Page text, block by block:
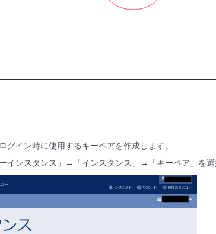
グイン時に使用するキーペアを作成します。
インスタンス」→「インスタンス」→「キーペア」を選